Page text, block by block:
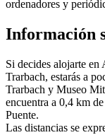
ordenadores y
Información
Si decides alojarte en
Trarbach, estarás a
Trarbach y Museo
encuentra a 0,4 km
Puente.
Las distancias se